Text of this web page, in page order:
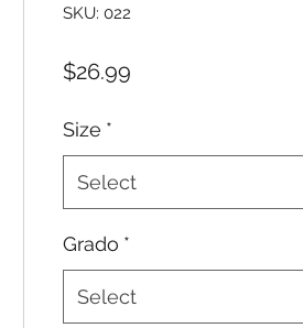
SKU: 022
$26.99
Size *
Select
Grado *
Select